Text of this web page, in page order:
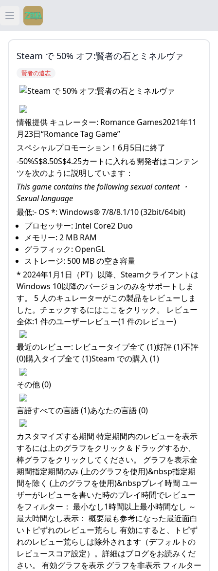
Open main menu
ティアキン
ティアキン 武器
Steam で 50% オフ:賢者の石とミネルヴァ
賢者の遺志
情報提供 キュレーター: Romance Games2021年11
月23日“Romance Tag Game”
スペシャルプロモーション！6月5日に終了
-50%S$8.50S$4.25カートに入れる開発者はコンテン
ツを次のように説明しています：
This game contains the following sexual content ・
Sexual language
最低:- OS *: Windows® 7/8/8.1/10 (32bit/64bit)
プロセッサー: Intel Core2 Duo
メモリー: 2 MB RAM
グラフィック: OpenGL
ストレージ: 500 MB の空き容量
* 2024年1月1日（PT）以降、Steamクライアントは
Windows 10以降のバージョンのみをサポートしま
す。 5 人のキュレーターがこの製品をレビューしま
した。チェックするにはここをクリック。 レビュー
全体:1 件のユーザーレビュー(1 件のレビュー)
最近のレビュー: レビュータイプ全て (1)好評 (1)不評
(0)購入タイプ全て (1)Steam での購入 (1)
その他 (0)
言語すべての言語 (1)あなたの言語 (0)
カスタマイズする期間 特定期間内のレビューを表示
するには上のグラフをクリック＆ドラッグするか、
棒グラフをクリックしてください。 グラフを表示全
期間指定期間のみ (上のグラフを使用)&nbsp指定期
間を除く (上のグラフを使用)&nbspプレイ時間 ユー
ザーがレビューを書いた時のプレイ時間でレビュー
をフィルター： 最小なし1時間以上最小時間なし ～
最大時間なし表示： 概要最も参考になった最近面白
いトピずれのレビュー荒らし 有効にすると、トピず
れのレビュー荒らしは除外されます（デフォルトの
レビュースコア設定）。詳細はブログをお読みくだ
さい。 有効グラフを表示 グラフを非表示 フィルター